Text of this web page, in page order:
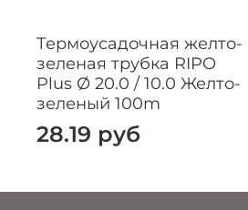
Термоусадочная желто-
зеленая трубка RIPO
Plus Ø 20.0 / 10.0 Желто-
зеленый 100m
28.19 руб